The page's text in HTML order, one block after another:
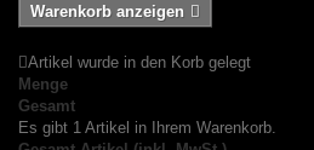
Warenkorb anzeigen
Artikel wurde in den Korb gelegt
Menge
Gesamt
Es gibt 1 Artikel in Ihrem Warenkorb.